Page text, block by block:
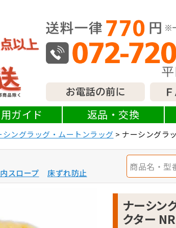
ガイド 返品・交換
シングラッグ・ムートンラッグ ナーシングラ
スロープ 床ずれ防止
ナーシン
クター